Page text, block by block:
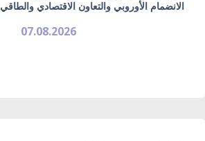
الانضمام الأوروبي والتعاون الاقتصادي والطاقي
07.08.2026